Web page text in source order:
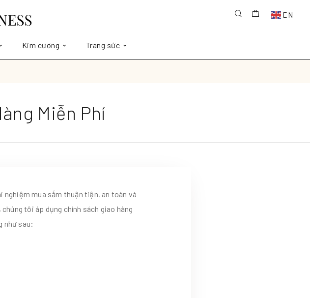
EN
Kim cương Trang sức
Miễn Phí
mua sắm thuận tiện, an toàn và
tôi áp dụng chính sách giao hàng
như sau: